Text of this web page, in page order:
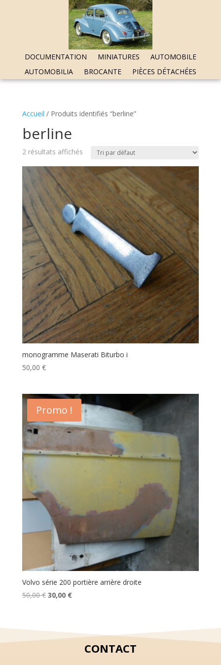
DOCUMENTATION MINIATURES
AUTOMOBILE
AUTOMOBILIA
BROCANTE PIÈCES DÉTACHÉES
Accueil / Produits identifiés “berline”
berline
2 résultats affichés
monogramme Maserati Biturbo i
50,00 €
Promo !
Volvo série 200 portière arrière droite
50,00€ Le
50,00 €.
30,00 €Le
30,00 €.
CONTACT